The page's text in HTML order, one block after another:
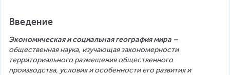
Введение
Экономическая и социальная география мира –
общественная наука, изучающая закономерности
территориального размещения общественного
производства, условия и особенности его развития и